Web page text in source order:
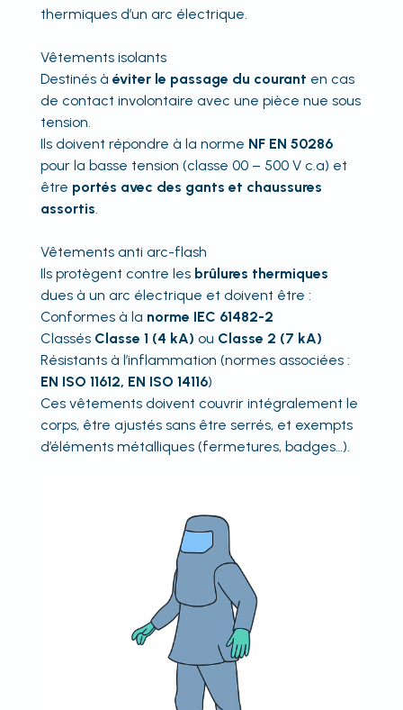
thermiques d’un arc électrique.
Vêtements isolants
Destinés à éviter le passage du courant en cas
de contact involontaire avec une pièce nue sous
tension.
Ils doivent répondre à la norme NF EN 50286
pour la basse tension (classe 00 – 500 V c.a) et
être portés avec des gants et chaussures
assortis.
Vêtements anti arc-flash
Ils protègent contre les brûlures thermiques
dues à un arc électrique et doivent être :
Conformes à la norme IEC 61482-2
Classés Classe 1 (4 kA) ou Classe 2 (7 kA)
Résistants à l’inflammation (normes associées :
EN ISO 11612, EN ISO 14116)
Ces vêtements doivent couvrir intégralement le
corps, être ajustés sans être serrés, et exempts
d’éléments métalliques (fermetures, badges…).